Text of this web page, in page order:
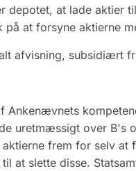
at lade aktier
at forsyne aktierne
afvisning, subsidiært
Ankenævnets
uretmæssigt over B's
frem for selv at
at slette disse.